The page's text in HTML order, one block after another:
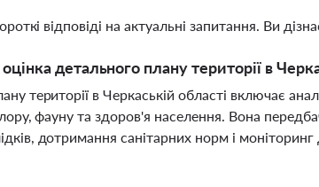
відповіді на актуальні запитання. Ви
детального плану території в
території в Черкаській області включає
фауну та здоров'я населення. Вона
дотримання санітарних норм і моніторинг